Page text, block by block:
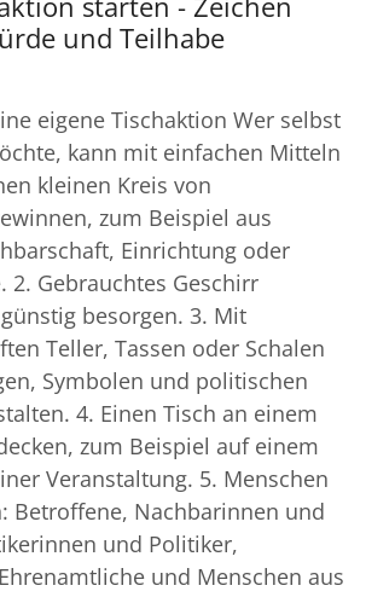
und Teilhabe
eigene Tischaktion Wer selbst
kann mit einfachen Mitteln
kleinen Kreis von
zum Beispiel aus
Einrichtung oder
2. Gebrauchtes Geschirr
besorgen. 3. Mit
Teller, Tassen oder Schalen
Symbolen und politischen
4. Einen Tisch an einem
zum Beispiel auf einem
Veranstaltung. 5. Menschen
Betroffene, Nachbarinnen und
und Politiker,
und Menschen aus